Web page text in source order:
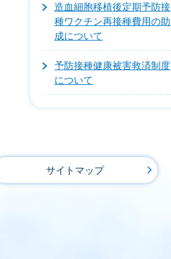
造血細胞移植後定期予防接
種ワクチン再接種費用の助
成について
予防接種健康被害救済制度
について
サイトマップ